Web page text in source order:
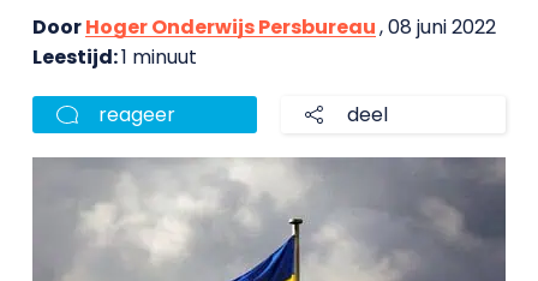
DoorHoger Onderwijs Persbureau, 08 juni 2022
Leestijd:1 minuut
reageer deel